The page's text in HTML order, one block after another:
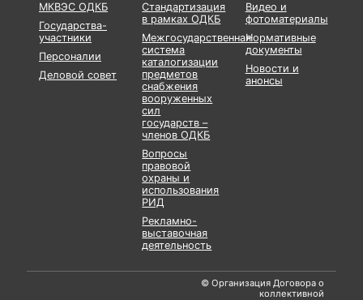
МКВЭС ОДКБ
Государства-
участники
Персоналии
Деловой совет
Стандартизация
в рамках ОДКБ
Межгосударственная
система
каталогизации
предметов
снабжения
вооруженных
сил
государств –
членов ОДКБ
Вопросы
правовой
охраны и
использования
РИД
Рекламно-
выставочная
деятельность
Видео и
фотоматериалы
Нормативные
документы
Новости и
анонсы
© Организация Договора о
коллективной